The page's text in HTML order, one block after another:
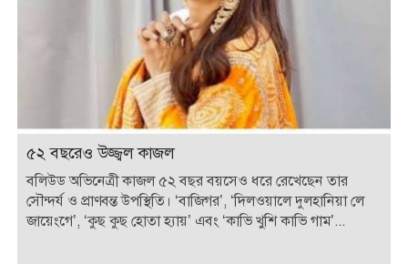
৫২ বছরেও উজ্জ্বল কাজল
বলিউড অভিনেত্রী কাজল ৫২ বছর বয়সেও ধরে রেখেছেন তার
সৌন্দর্য ও প্রাণবন্ত উপস্থিতি। ‘বাজিগর’, ‘দিলওয়ালে দুলহানিয়া লে
জায়েংগে’, ‘কুছ কুছ হোতা হ্যায়’ এবং ‘কাভি খুশি কাভি গাম’...